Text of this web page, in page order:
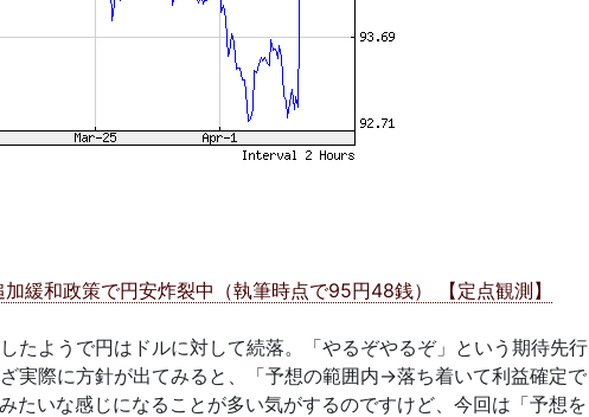
加緩和政策で円安炸裂中（執筆時点で95円48銭） 【定点観測】
たようで円はドルに対して続落。「やるぞやるぞ」という期待先行
実際に方針が出てみると、「予想の範囲内→落ち着いて利益確定で
たいな感じになることが多い気がするのですけど、今回は「予想を